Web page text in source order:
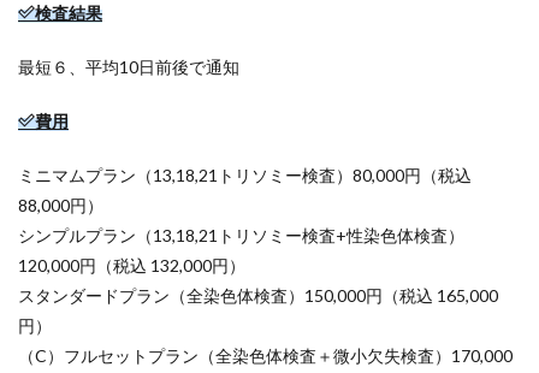
検査結果
最短６、平均10日前後で通知
費用
ミニマムプラン（13,18,21トリソミー検査）80,000円（税込
88,000円）
シンプルプラン（13,18,21トリソミー検査+性染色体検査）
120,000円（税込 132,000円）
スタンダードプラン（全染色体検査）150,000円（税込 165,000
円）
（C）フルセットプラン（全染色体検査＋微小欠失検査）170,000